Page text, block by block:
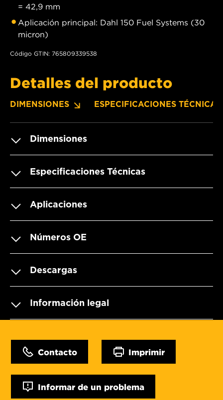
= 42,9 mm
Aplicación principal: Dahl 150 Fuel Systems (30
micron)
Código GTIN: 765809339538
Detalles del producto
DIMENSIONES ESPECIFICACIONES TÉCNICAS
Dimensiones
Especificaciones Técnicas
Aplicaciones
Números OE
Descargas
Información legal
Contacto Imprimir
Informar de un problema